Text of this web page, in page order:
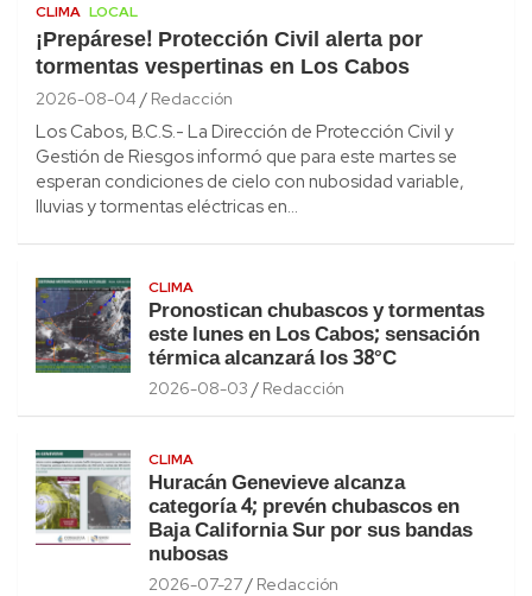
CLIMA LOCAL
¡Prepárese! Protección Civil alerta por
tormentas vespertinas en Los Cabos
2026-08-04 Redacción
Los Cabos, B.C.S.- La Dirección de Protección Civil y
Gestión de Riesgos informó que para este martes se
esperan condiciones de cielo con nubosidad variable,
lluvias y tormentas eléctricas en…
CLIMA
Pronostican chubascos y tormentas
este lunes en Los Cabos; sensación
térmica alcanzará los 38°C
2026-08-03 Redacción
CLIMA
Huracán Genevieve alcanza
categoría 4; prevén chubascos en
Baja California Sur por sus bandas
nubosas
2026-07-27 Redacción